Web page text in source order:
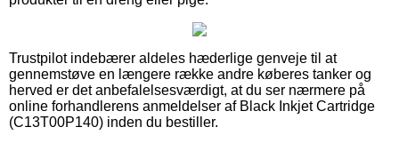
Trustpilot indebærer aldeles hæderlige genveje til at
gennemstøve en længere række andre køberes tanker og
herved er det anbefalelsesværdigt, at du ser nærmere på
online forhandlerens anmeldelser af Black Inkjet Cartridge
(C13T00P140) inden du bestiller.